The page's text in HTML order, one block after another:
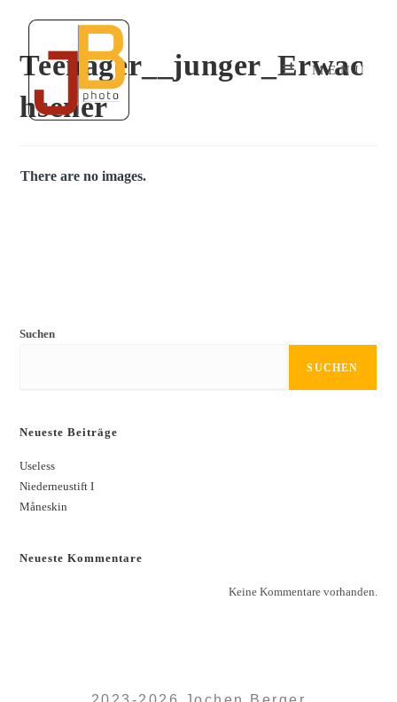
MENU
Teenager__junger_Erwac
hsener
There are no images.
Suchen
SUCHEN
Neueste Beiträge
Useless
Niederneustift I
Måneskin
Neueste Kommentare
Keine Kommentare vorhanden.